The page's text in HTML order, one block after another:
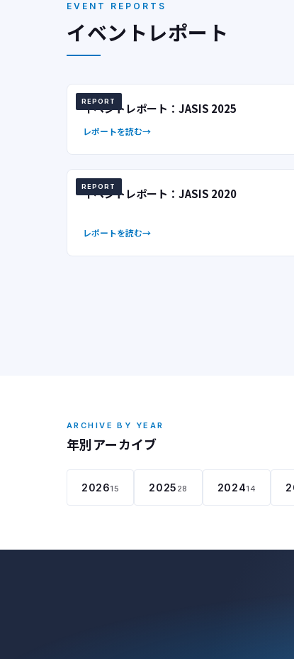
EVENT REPORTS
イベントレポート
REPORT
イベントレポート：JASIS 2025
レポートを読む
REPORT
イベントレポート：JASIS 2020
レポートを読む
ARCHIVE BY YEAR
年別アーカイブ
202615 2025 28 202414